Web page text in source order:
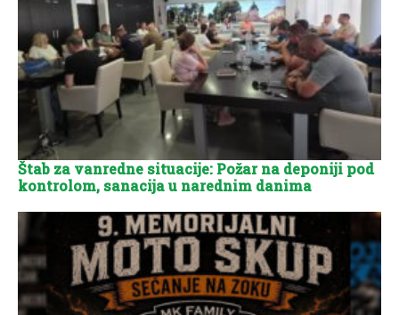
Štab za vanredne situacije: Požar na deponiji pod
kontrolom, sanacija u narednim danima